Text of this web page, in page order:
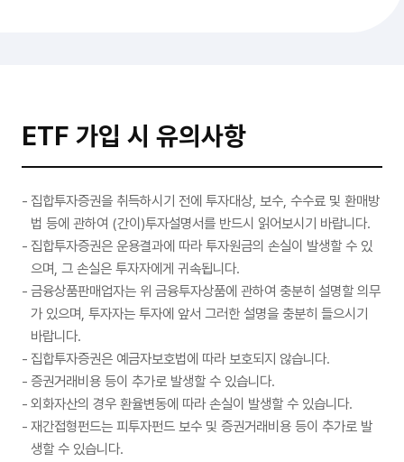
ETF 가입 시 유의사항
집합투자증권을 취득하시기 전에 투자대상, 보수, 수수료 및 환매방
법 등에 관하여 (간이)투자설명서를 반드시 읽어보시기 바랍니다.
집합투자증권은 운용결과에 따라 투자원금의 손실이 발생할 수 있
으며, 그 손실은 투자자에게 귀속됩니다.
금융상품판매업자는 위 금융투자상품에 관하여 충분히 설명할 의무
가 있으며, 투자자는 투자에 앞서 그러한 설명을 충분히 들으시기
바랍니다.
집합투자증권은 예금자보호법에 따라 보호되지 않습니다.
증권거래비용 등이 추가로 발생할 수 있습니다.
외화자산의 경우 환율변동에 따라 손실이 발생할 수 있습니다.
재간접형펀드는 피투자펀드 보수 및 증권거래비용 등이 추가로 발
생할 수 있습니다.